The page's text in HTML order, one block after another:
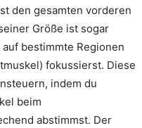
den gesamten vorderen
Größe ist sogar
bestimmte Regionen
fokussierst. Diese
indem du
beim
abstimmst. Der